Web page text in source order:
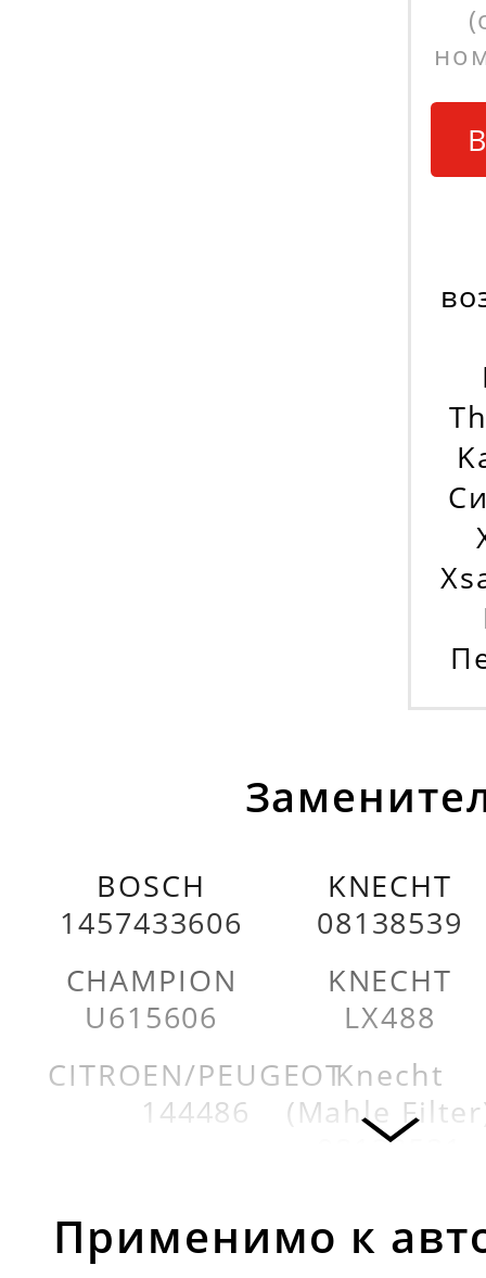
BOSCH
1457433606
CHAMPION
U615606
CITROEN/PEUGEOT
144486
22585
KNECHT
08138539
KNECHT
LX488
Knecht
(Mahle
08138521
(Mahle
Применимо к